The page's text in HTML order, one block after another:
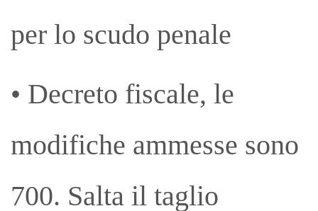
per lo scudo penale
• Decreto fiscale, le
modifiche ammesse sono
700. Salta il taglio